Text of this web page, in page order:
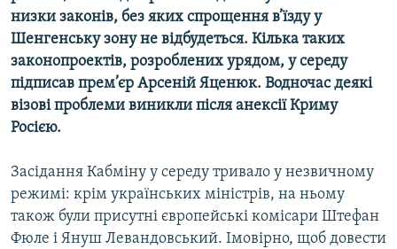
Усі сайти RFE/RL
низки законів, без яких спрощення в’їзду у
Шенгенську зону не відбудеться. Кілька таких
законопроектів, розроблених урядом, у середу
підписав прем’єр Арсеній Яценюк. Водночас деякі
візові проблеми виникли після анексії Криму
Росією.
Засідання Кабміну у середу тривало у незвичному
режимі: крім українських міністрів, на ньому
також були присутні європейські комісари Штефан
Фюле і Януш Левандовський. Імовірно, щоб довести